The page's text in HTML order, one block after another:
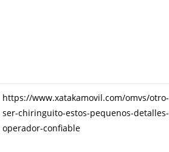
https://www.xatakamovil.com/omvs/
ser-chiringuito-estos-pequenos-
operador-confiable